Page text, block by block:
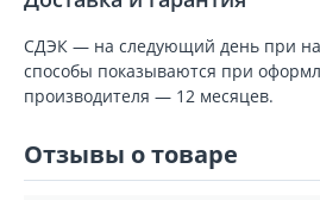
СДЭК — на следующий день при
способы показываются при
производителя — 12 месяцев.
Отзывы о товаре